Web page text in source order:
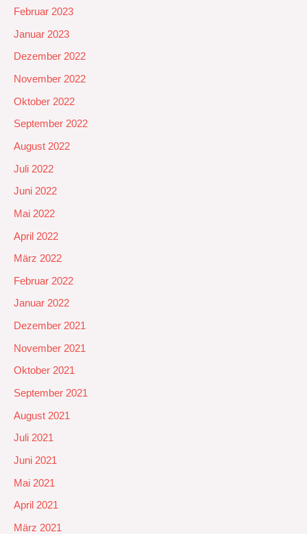
Februar 2023
Januar 2023
Dezember 2022
November 2022
Oktober 2022
September 2022
August 2022
Juli 2022
Juni 2022
Mai 2022
April 2022
März 2022
Februar 2022
Januar 2022
Dezember 2021
November 2021
Oktober 2021
September 2021
August 2021
Juli 2021
Juni 2021
Mai 2021
April 2021
März 2021